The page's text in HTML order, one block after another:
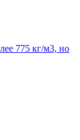
775 кг/м3, но